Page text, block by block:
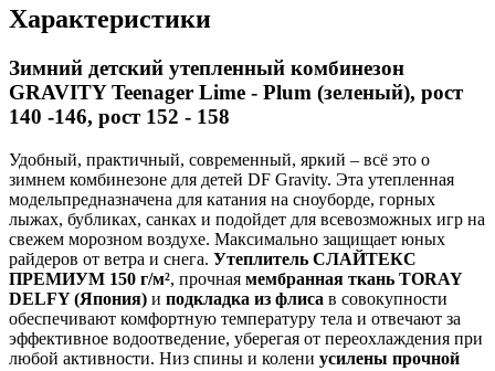
Характеристики
Зимний детский утепленный комбинезон
GRAVITY Teenager Lime - Plum (зеленый), рост
140 -146, рост 152 - 158
Удобный, практичный, современный, яркий – всё это о
зимнем комбинезоне для детей DF Gravity. Эта утепленная
модельпредназначена для катания на сноуборде, горных
лыжах, бубликах, санках и подойдет для всевозможных игр на
свежем морозном воздухе. Максимально защищает юных
райдеров от ветра и снега. Утеплитель СЛАЙТЕКС
ПРЕМИУМ 150 г/м², прочная мембранная ткань TORAY
DELFY(Япония) и подкладка из флиса в совокупности
обеспечивают комфортную температуру тела и отвечают за
эффективное водоотведение, уберегая от переохлаждения при
любой активности. Низ спины и колени усилены прочной